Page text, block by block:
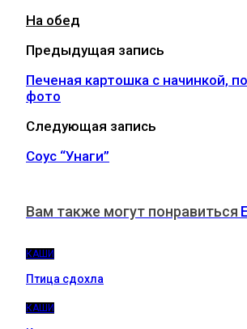
На обед
Предыдущая запись
Печеная картошка с начинкой,
фото
Следующая запись
Соус “Унаги”
Вам также могут понравиться
КАШИ
Птица сдохла
КАШИ